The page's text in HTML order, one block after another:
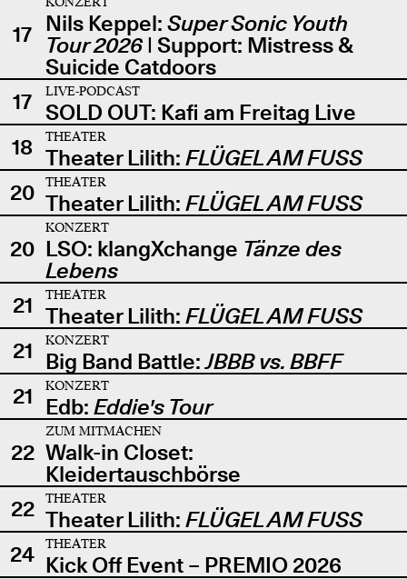
17 Nils Keppel: Super Sonic Youth
Tour 2026| Support: Mistress &
Suicide Catdoors
17
LIVE-PODCAST
SOLD OUT: Kafi am Freitag Live
18
THEATER
Theater Lilith: FLÜGEL AM FUSS
20
THEATER
Theater Lilith: FLÜGEL AM FUSS
20
KONZERT
LSO: klangXchange Tänze des
Lebens
21
THEATER
Theater Lilith: FLÜGEL AM FUSS
21
KONZERT
Big Band Battle:JBBB vs. BBFF
21
KONZERT
Edb: Eddie's Tour
22
ZUM MITMACHEN
Walk-in Closet:
Kleidertauschbörse
22
THEATER
Theater Lilith: FLÜGEL AM FUSS
24
THEATER
Kick Off Event – PREMIO 2026